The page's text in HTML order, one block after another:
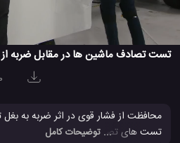
تست تصادف ماشین ها در مقابل ضربه از
0
محافظت از فشار قوی در اثر ضربه به بغل
تست های تصادفات انجام شده توسط موسسه
... توضیحات کامل